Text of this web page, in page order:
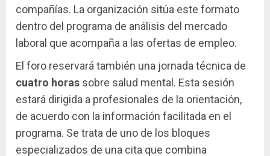
compañías. La organización sitúa este formato
dentro del programa de análisis del mercado
laboral que acompaña a las ofertas de empleo.
El foro reservará también una jornada técnica de
cuatro horas sobre salud mental. Esta sesión
estará dirigida a profesionales de la orientación,
de acuerdo con la información facilitada en el
programa. Se trata de uno de los bloques
especializados de una cita que combina